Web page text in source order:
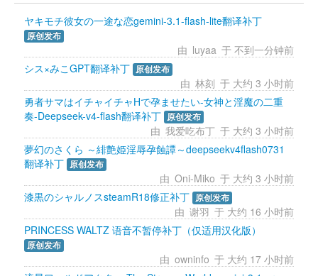
ヤキモチ彼女の一途な恋gemini-3.1-flash-lite翻译补丁
原创发布
由 luyaa 于 不到一分钟前
シス×みこGPT翻译补丁 原创发布
由 林刻 于 大约 3 小时前
勇者サマはイチャイチャHで孕ませたい-女神と淫魔の二重
奏-Deepseek-v4-flash翻译补丁 原创发布
由 我爱吃布丁 于 大约 3 小时前
夢幻のさくら ～緋艶姫淫辱孕蝕譚～deepseekv4flash0731
翻译补丁 原创发布
由 Oni-Miko 于 大约 3 小时前
漆黒のシャルノスsteamR18修正补丁 原创发布
由 谢羽 于 大约 16 小时前
PRINCESS WALTZ 语音不暂停补丁（仅适用汉化版）
原创发布
由 owninfo 于 大约 17 小时前